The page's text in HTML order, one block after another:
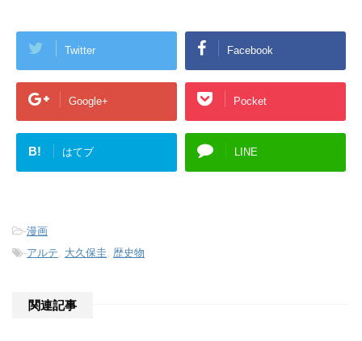
Twitter Facebook
Google+ Pocket
B! はてブ LINE
-漫画
-アルテ 大久保圭 歴史物
関連記事